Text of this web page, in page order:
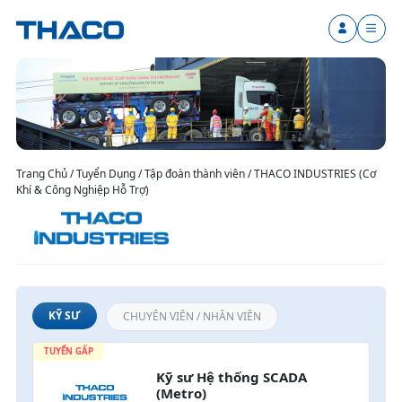
Trang Chủ / Tuyển Dụng / Tập đoàn thành viên / THACO INDUSTRIES (Cơ
Khí & Công Nghiệp Hỗ Trợ)
KỸ SƯ CHUYÊN VIÊN / NHÂN VIÊN
Kỹ sư Hệ thống SCADA
(Metro)
TUYỂN GẤP